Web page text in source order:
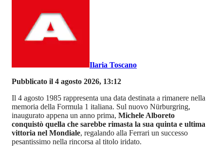
Ilaria Toscano
Pubblicato il 4 agosto 2026, 13:12
Il 4 agosto 1985 rappresenta una data destinata a rimanere nella
memoria della Formula 1 italiana. Sul nuovo Nürburgring,
inaugurato appena un anno prima, Michele Alboreto
conquistò quella che sarebbe rimasta la sua quinta e ultima
vittoria nel Mondiale, regalando alla Ferrari un successo
pesantissimo nella rincorsa al titolo iridato.